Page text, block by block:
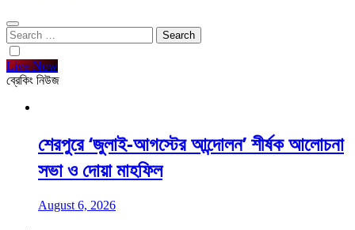
Search
for:
Live Now
ব্রেকিং নিউজ
শেরপুরে ‘জুলাই-আগস্টের আন্দোলন’ শীর্ষক আলোচনা
সভা ও দোয়া মাহফিল
August 6, 2026